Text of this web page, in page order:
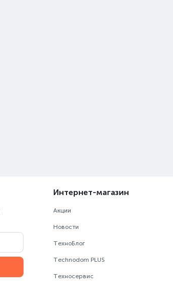
Интернет-магазин
Акции
Новости
ТехноБлог
Technodom PLUS
Техносервис